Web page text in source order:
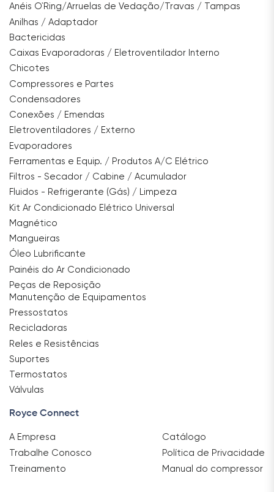
Anéis O`Ring/Arruelas de Vedação/Travas / Tampas
Anilhas / Adaptador
Bactericidas
Caixas Evaporadoras / Eletroventilador Interno
Chicotes
Compressores e Partes
Condensadores
Conexões / Emendas
Eletroventiladores / Externo
Evaporadores
Ferramentas e Equip. / Produtos A/C Elétrico
Filtros - Secador / Cabine / Acumulador
Fluidos - Refrigerante (Gás) / Limpeza
Kit Ar Condicionado Elétrico Universal
Magnético
Mangueiras
Óleo Lubrificante
Painéis do Ar Condicionado
Peças de Reposição
Manutenção de Equipamentos
Pressostatos
Recicladoras
Reles e Resistências
Suportes
Termostatos
Válvulas
Royce Connect
A Empresa
Trabalhe Conosco
Treinamento
Catálogo
Política de Privacidade
Manual do compressor